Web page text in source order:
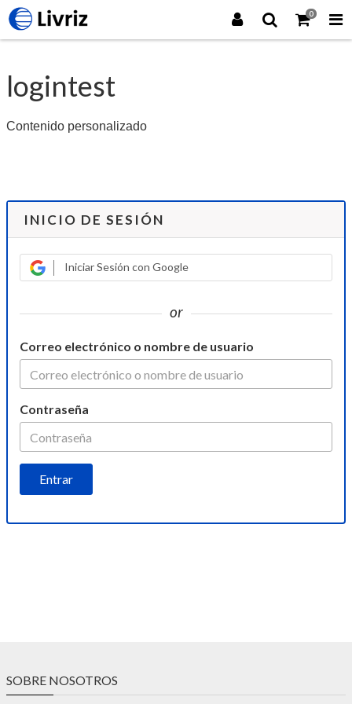
0
logintest
Contenido personalizado
INICIO DE SESIÓN
Iniciar Sesión con Google
or
Correo electrónico o nombre de usuario
Contraseña
SOBRE NOSOTROS